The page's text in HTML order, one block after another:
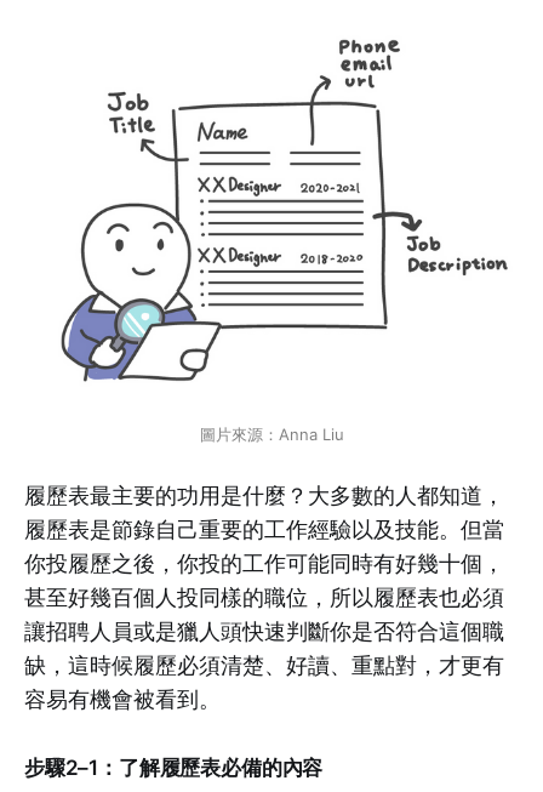
圖片來源：Anna Liu
履歷表最主要的功用是什麼？大多數的人都知道，
履歷表是節錄自己重要的工作經驗以及技能。但當
你投履歷之後，你投的工作可能同時有好幾十個，
甚至好幾百個人投同樣的職位，所以履歷表也必須
讓招聘人員或是獵人頭快速判斷你是否符合這個職
缺，這時候履歷必須清楚、好讀、重點對，才更有
容易有機會被看到。
步驟2–1：了解履歷表必備的內容